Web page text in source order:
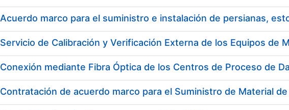
Show/Hide
Acuerdo marco para el suministro e instalación de persianas,